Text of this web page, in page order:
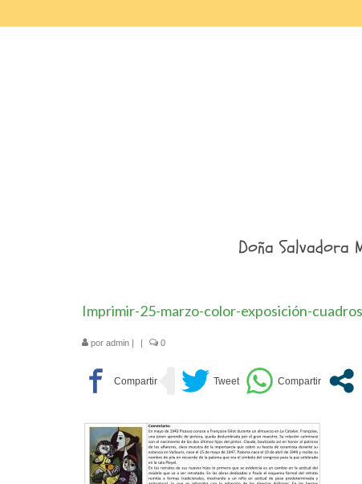
Doña Salvadora
Imprimir-25-marzo-color-exposición-
por admin | | 0